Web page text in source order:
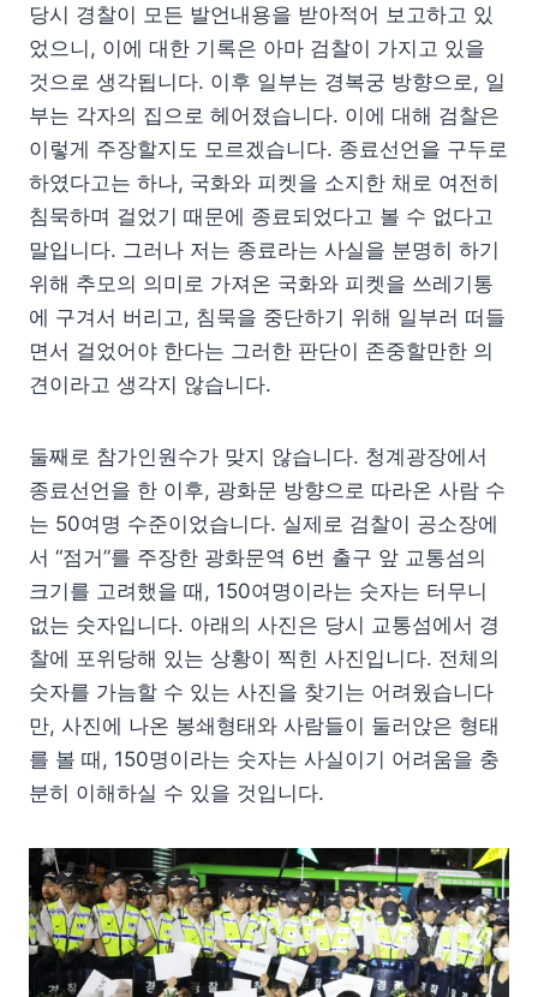
당시 경찰이 모든 발언내용을 받아적어 보고하고 있
었으니, 이에 대한 기록은 아마 검찰이 가지고 있을
것으로 생각됩니다. 이후 일부는 경복궁 방향으로, 일
부는 각자의 집으로 헤어졌습니다. 이에 대해 검찰은
이렇게 주장할지도 모르겠습니다. 종료선언을 구두로
하였다고는 하나, 국화와 피켓을 소지한 채로 여전히
침묵하며 걸었기 때문에 종료되었다고 볼 수 없다고
말입니다. 그러나 저는 종료라는 사실을 분명히 하기
위해 추모의 의미로 가져온 국화와 피켓을 쓰레기통
에 구겨서 버리고, 침묵을 중단하기 위해 일부러 떠들
면서 걸었어야 한다는 그러한 판단이 존중할만한 의
견이라고 생각지 않습니다.
둘째로 참가인원수가 맞지 않습니다. 청계광장에서
종료선언을 한 이후, 광화문 방향으로 따라온 사람 수
는 50여명 수준이었습니다. 실제로 검찰이 공소장에
서 “점거”를 주장한 광화문역 6번 출구 앞 교통섬의
크기를 고려했을 때, 150여명이라는 숫자는 터무니
없는 숫자입니다. 아래의 사진은 당시 교통섬에서 경
찰에 포위당해 있는 상황이 찍힌 사진입니다. 전체의
숫자를 가늠할 수 있는 사진을 찾기는 어려웠습니다
만, 사진에 나온 봉쇄형태와 사람들이 둘러앉은 형태
를 볼 때, 150명이라는 숫자는 사실이기 어려움을 충
분히 이해하실 수 있을 것입니다.